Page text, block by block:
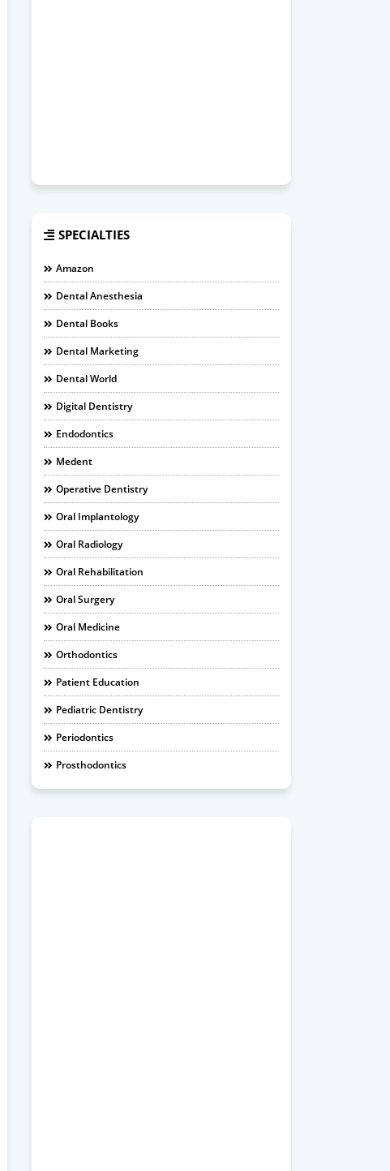
SPECIALTIES
Amazon
Dental Anesthesia
Dental Books
Dental Marketing
Dental World
Digital Dentistry
Endodontics
Medent
Operative Dentistry
Oral Implantology
Oral Radiology
Oral Rehabilitation
Oral Surgery
Oral Medicine
Orthodontics
Patient Education
Pediatric Dentistry
Periodontics
Prosthodontics